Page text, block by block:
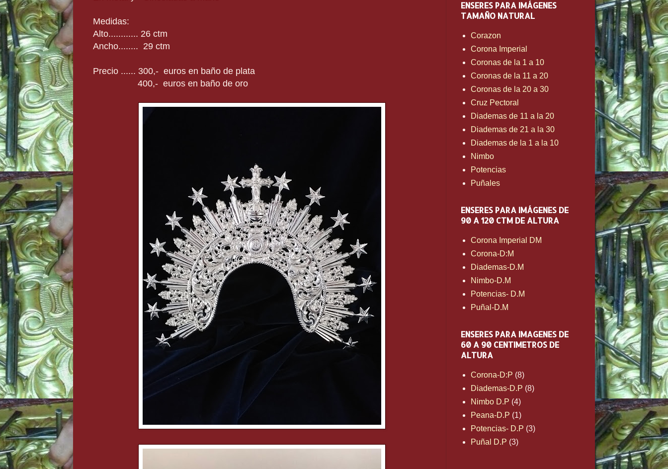
Medidas:
Alto............ 26 ctm
Ancho........ 29 ctm
Precio ...... 300,- euros en baño de plata
400,- euros en baño de oro
ENSERES PARA IMÁGENES
TAMAÑO NATURAL
Corazon
Corona Imperial
Coronas de la 1 a 10
Coronas de la 11 a 20
Coronas de la 20 a 30
Cruz Pectoral
Diademas de 11 a la 20
Diademas de 21 a la 30
Diademas de la 1 a la 10
Nimbo
Potencias
Puñales
ENSERES PARA IMÁGENES DE
90 A 120 CTM DE ALTURA
Corona Imperial DM
Corona-D:M
Diademas-D.M
Nimbo-D.M
Potencias- D.M
Puñal-D.M
ENSERES PARA IMAGENES DE
60 A 90 CENTIMETROS DE
ALTURA
Corona-D:P (8)
Diademas-D.P (8)
Nimbo D.P (4)
Peana-D.P (1)
Potencias- D.P (3)
Puñal D.P (3)